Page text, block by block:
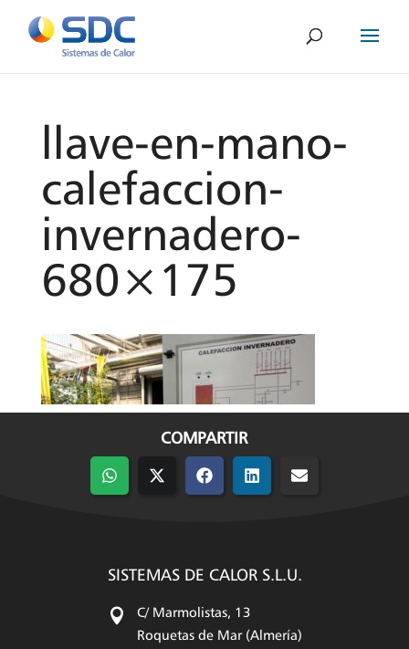
llave-en-mano-
calefaccion-
invernadero-
680×175
COMPARTIR
Compartir
en
CompartirCompartir
en
Compartir
en
Compartir
SISTEMAS DE CALOR S.L.U.

C/ Marmolistas, 13
Roquetas de Mar (Almería)